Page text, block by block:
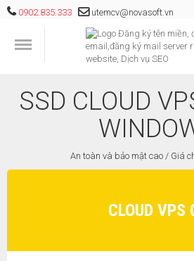
0902.835.333 utemcv@novasoft.vn
SSD CLOUD
An toàn và bảo mật cao / Giá
CLOUD VPS